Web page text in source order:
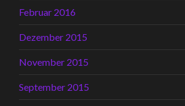
Februar 2016
Dezember 2015
November 2015
September 2015